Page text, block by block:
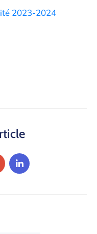
2023-2024